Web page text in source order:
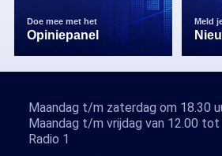
Doe mee met het
Opiniepanel
Meld
Maandag t/m zaterdag om 18.30
Maandag t/m vrijdag van 12.00 tot
Radio 1